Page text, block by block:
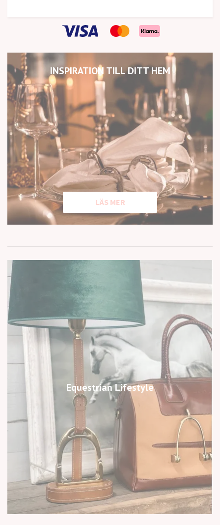
INSPIRATION TILL DITT HEM
LÄS MER
Equestrian Lifestyle